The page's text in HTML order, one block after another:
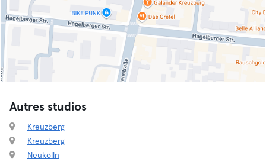
Autres studios
Kreuzberg
Kreuzberg
Neukölln